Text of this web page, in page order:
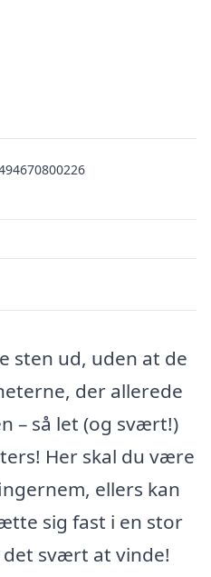
sten ud, uden at de
der allerede
– så let (og svært!)
Her skal du være
ellers kan
sig fast i en stor
det svært at vinde!